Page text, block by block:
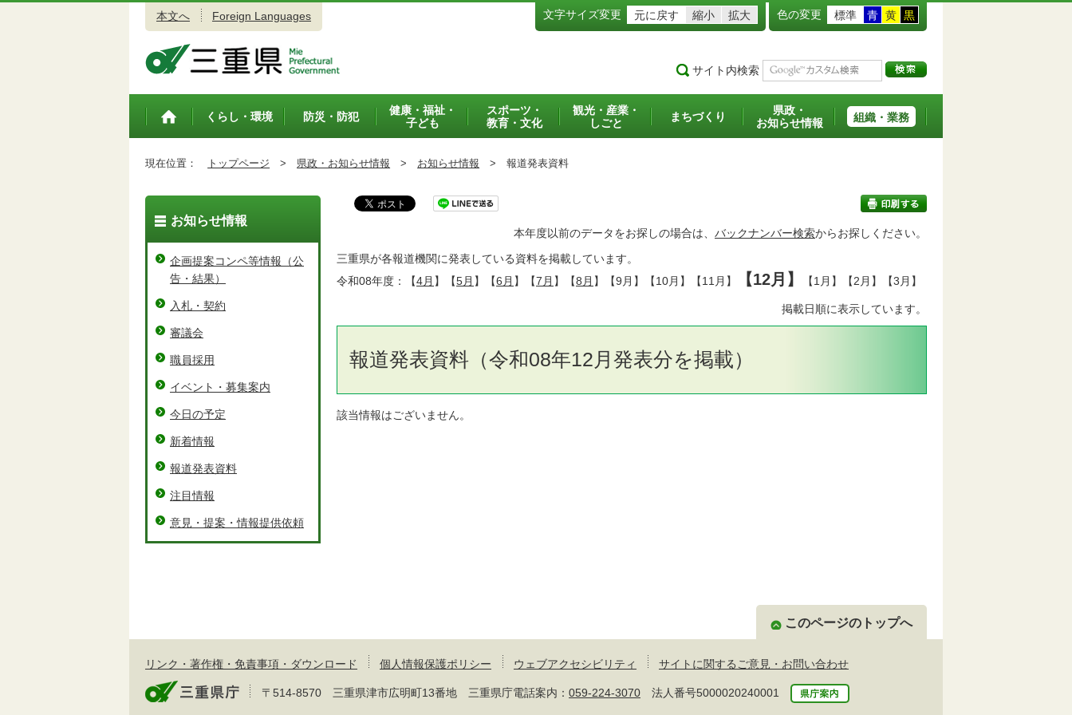
本文へ Foreign Languages 文字サイズ変更 元に戻す 縮小 拡大 色の変更 標準 青 黄 黒
サイト内検索
トップペ
くらし・環境 防災・防犯
健康・福祉・
子ども
スポーツ・
教育・文化
観光・産業・
しごと
まちづくり
県政・
お知らせ情報
組織・業務
現在位置： トップページ > 県政・お知らせ情報 > お知らせ情報 > 報道発表資料
本年度以前のデータをお探しの場合は、 バックナンバー検索からお探しください。
三重県が各報道機関に発表している資料を掲載しています。
令和08年度：
【4月 】【5月 】【6月 】【7月 】【8月 】【9月】【10月】【11月】 【12月】 【1月】【2月】【3月】
掲載日順に表示しています。
報道発表資料（令和08年12月発表分を掲載）
該当情報はございません。
お知らせ情報
企画提案コンペ等情報（公
告・結果）
入札・契約
審議会
職員採用
イベント・募集案内
今日の予定
新着情報
報道発表資料
注目情報
意見・提案・情報提供依頼
このページのトップへ
リンク・著作権・免責事項・ダウンロード 個人情報保護ポリシー ウェブアクセシビリティ サイトに関するご意見・お問い合わせ
〒514-8570 三重県津市広明町13番地 三重県庁電話案内： 059-224-3070 法人番号5000020240001